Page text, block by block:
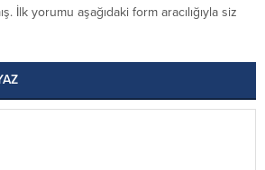
İlk yorumu aşağıdaki form aracılığıyla siz